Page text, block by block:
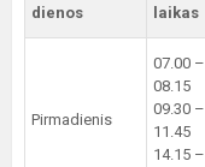
dienos
laikas
Pirmadienis
07.00 –
08.15
09.30 –
11.45
14.15 –